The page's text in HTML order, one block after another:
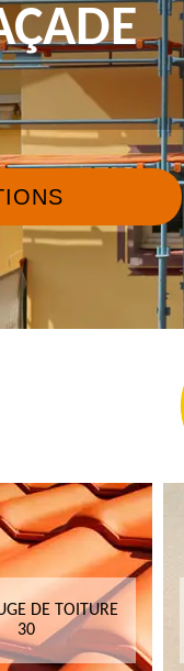
DE TOITURE
30